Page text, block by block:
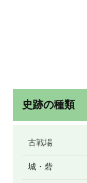
史跡の種類
古戦場
城・砦